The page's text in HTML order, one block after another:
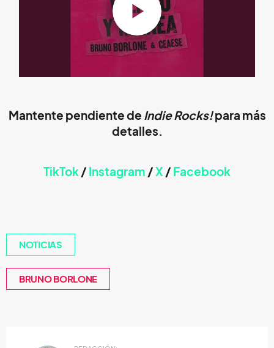
Mantente pendiente de Indie Rocks!para más
detalles.
TikTok/ Instagram /X / Facebook
NOTICIAS
BRUNO BORLONE